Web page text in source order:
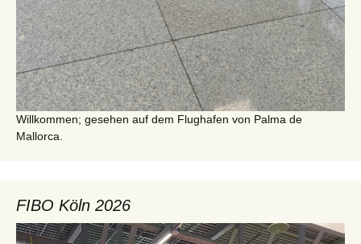
Willkommen; gesehen auf dem Flughafen von Palma de
Mallorca.
FIBO Köln 2026
Video-